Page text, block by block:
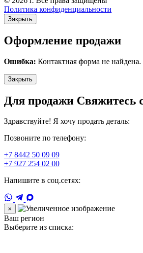
Политика конфиденциальности
Закрыть
Оформление продажи
Ошибка: Контактная форма не найдена.
Закрыть
Для продажи Свяжитесь
Здравствуйте! Я хочу продать деталь:
Позвоните по телефону:
+7 8442 50 09 09
+7 927 254 02 00
Напишите в соц.сетях:
×
Ваш регион
Выберите из списка: